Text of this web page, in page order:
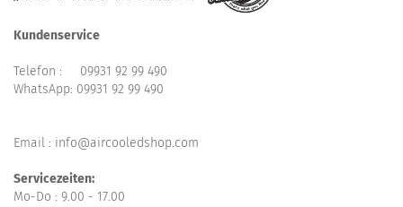
Kundenservice
Telefon : 09931 92 99 490
WhatsApp: 09931 92 99 490
Email : info@aircooledshop.com
Servicezeiten:
Mo-Do : 9.00 - 17.00